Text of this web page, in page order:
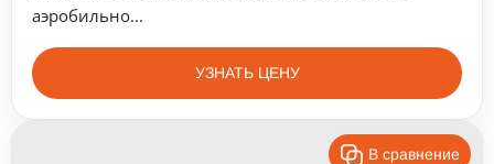
аэробильно...
УЗНАТЬ ЦЕНУ
В сравнение